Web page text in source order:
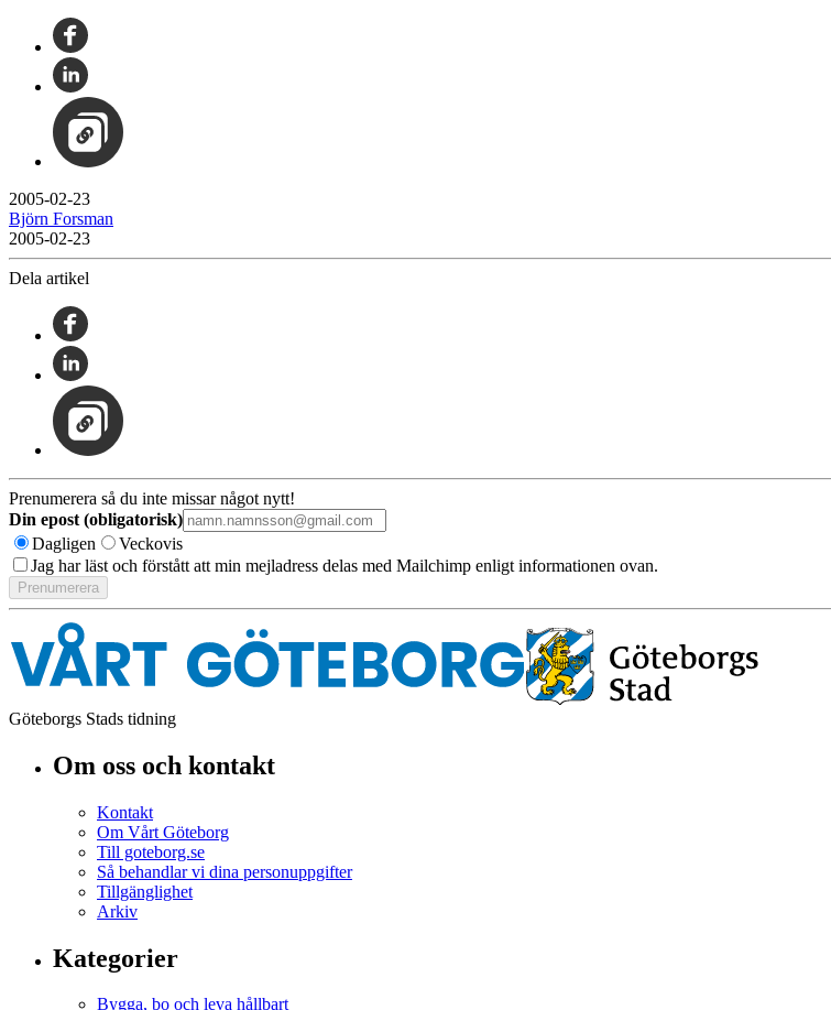
2005-02-23
Björn Forsman
2005-02-23
Dela artikel
Prenumerera så du inte missar något nytt!
Din epost (obligatorisk)
Dagligen
Veckovis
Jag har läst och förstått att min mejladress delas med Mailchimp enligt informationen ovan.
Göteborgs Stads tidning
Om oss och kontakt
Kontakt
Om Vårt Göteborg
Till goteborg.se
Så behandlar vi dina personuppgifter
Tillgänglighet
Arkiv
Kategorier
Bygga, bo och leva hållbart